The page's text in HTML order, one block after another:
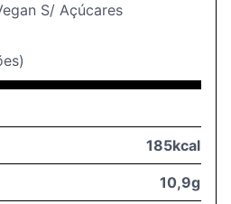
S/ Açúcares
185kcal
10,9g